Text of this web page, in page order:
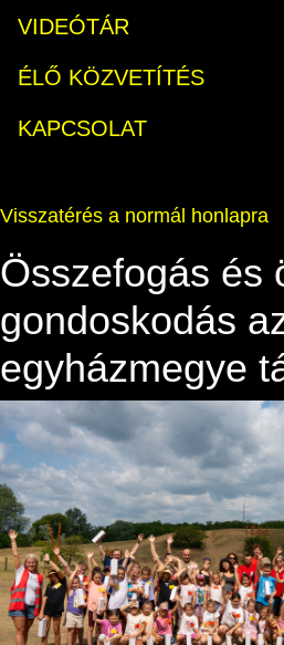
VIDEÓTÁR
ÉLŐ KÖZVETÍTÉS
KAPCSOLAT
Visszatérés a normál honlapra
Összefogás és
gondoskodás
egyházmegye